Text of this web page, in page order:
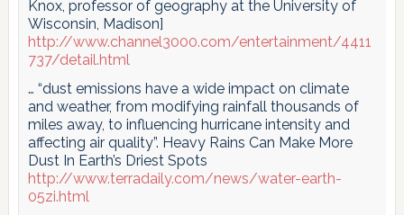
Knox, professor of geography at the University of
Wisconsin, Madison]
http://www.channel3000.com/entertainment/4411
737/detail.html
… “dust emissions have a wide impact on climate
and weather, from modifying rainfall thousands of
miles away, to influencing hurricane intensity and
affecting air quality”. Heavy Rains Can Make More
Dust In Earth’s Driest Spots
http://www.terradaily.com/news/water-earth-
05zi.html